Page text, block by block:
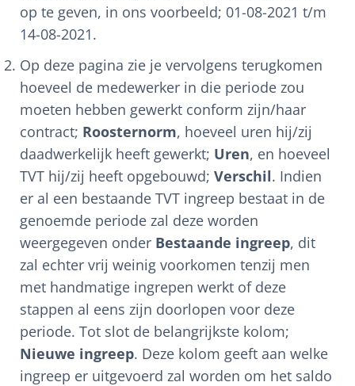
op te geven, in ons voorbeeld; 01-08-2021 t/m
14-08-2021.
Op deze pagina zie je vervolgens terugkomen
hoeveel de medewerker in die periode zou
moeten hebben gewerkt conform zijn/haar
contract; Roosternorm, hoeveel uren hij/zij
daadwerkelijk heeft gewerkt; Uren, en hoeveel
TVT hij/zij heeft opgebouwd; Verschil. Indien
er al een bestaande TVT ingreep bestaat in de
genoemde periode zal deze worden
weergegeven onder Bestaande ingreep, dit
zal echter vrij weinig voorkomen tenzij men
met handmatige ingrepen werkt of deze
stappen al eens zijn doorlopen voor deze
periode. Tot slot de belangrijkste kolom;
Nieuwe ingreep. Deze kolom geeft aan welke
ingreep er uitgevoerd zal worden om het saldo